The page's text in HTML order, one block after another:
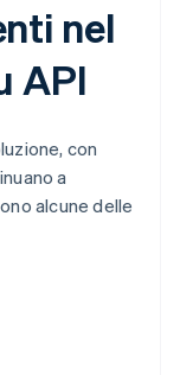
nel
API
con
a
alcune delle